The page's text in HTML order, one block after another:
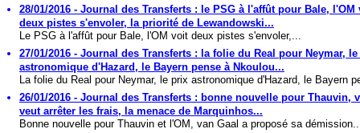
28/01/2016 - Journal des Transferts : le PSG à l'affût pour Bale, l'OM
deux pistes s'envoler, la priorité de Lewandowski...
Le PSG à l'affût pour Bale, l'OM voit deux pistes s'envoler,...
27/01/2016 - Journal des Transferts : la folie du Real pour Neymar,
astronomique d'Hazard, le Bayern pense à Nkoulou...
La folie du Real pour Neymar, le prix astronomique d'Hazard, le Bayern
26/01/2016 - Journal des Transferts : bonne nouvelle pour Thauvin,
veut arrêter les frais, la menace de Marquinhos...
Bonne nouvelle pour Thauvin et l'OM, van Gaal a proposé sa